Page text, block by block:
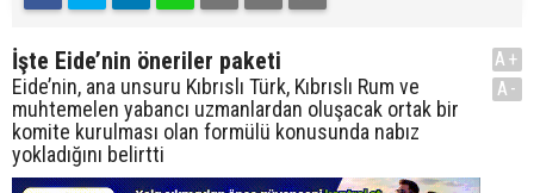
İşte Eide’nin öneriler paketi
Eide’nin, ana unsuru Kıbrıslı Türk, Kıbrıslı Rum ve
muhtemelen yabancı uzmanlardan oluşacak ortak bir
komite kurulması olan formülü konusunda nabız
yokladığını belirtti
A+
A-